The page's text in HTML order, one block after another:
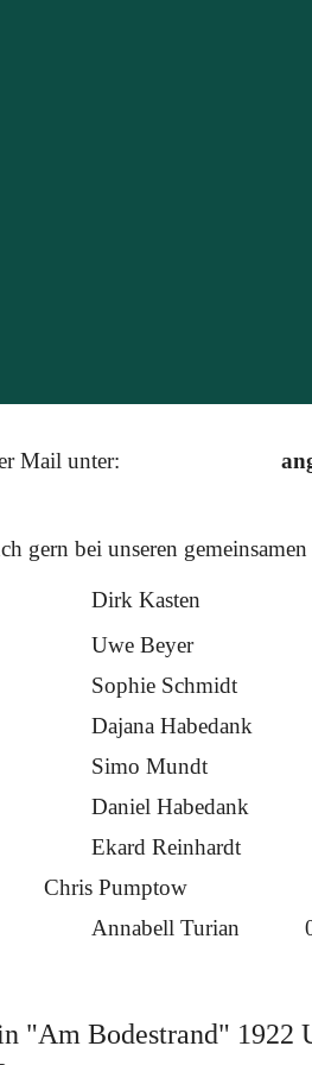
Mail unter:
gern bei unseren
Dirk Kasten
Uwe Beyer
Sophie
Dajana Habedank
Simo Mundt
Daniel Habedank
Ekard Reinhardt
Chris Pumptow
Annabell Turian
"Am Bodestrand" 1922